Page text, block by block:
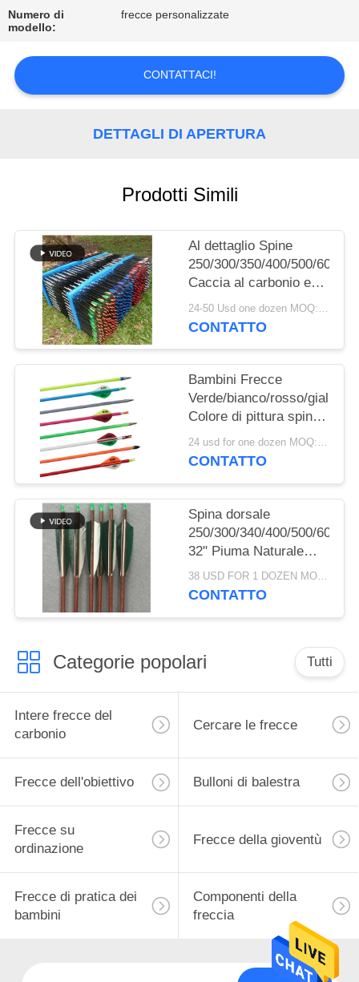
CONTATTICI
RICHIEDA
UNA
POLITICA
SULLA
PRIVACY
Numero di
modello:
frecce personalizzate
CONTATTACI!
DETTAGLI DI APERTURA
Prodotti Simili
Al dettaglio Spine
250/300/350/400/500/600/
Caccia al carbonio e
freccia mirata,bolletti a
balestra
24-50 Usd one dozen MOQ:10 dozzine.
CONTATTO
Bambini Frecce
Verde/bianco/rosso/giallo/
Colore di pittura spina
dorsale
400/500/600/700/800/1000/
24 usd for one dozen MOQ:2 dozzine
CONTATTO
Spina dorsale
250/300/340/400/500/600/
32" Piuma Naturale
Fletched Frecce
tradizionali in legno
38 USD FOR 1 DOZEN MOQ:12pcs, un dozzina
CONTATTO
Categorie popolari Tutti
Intere frecce del
carbonio
Cercare le frecce
Frecce dell'obiettivo Bulloni di balestra
Frecce su
ordinazione
Frecce della gioventù
Frecce di pratica dei
bambini
Componenti della
freccia